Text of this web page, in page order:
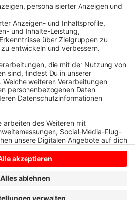
Aktuell wird geprüft, ob
Einrichtung untergebracht